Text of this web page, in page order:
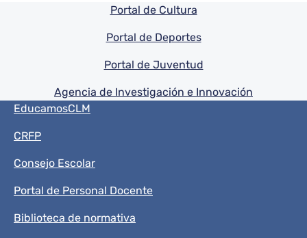
Pie de pagina información
Portal de Cultura
Portal de Deportes
Portal de Juventud
Agencia de Investigación e Innovación
Menú del pie
EducamosCLM
CRFP
Consejo Escolar
Portal de Personal Docente
Biblioteca de normativa